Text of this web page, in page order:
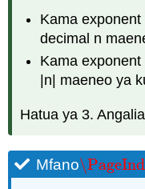
Kama
decimal n
Kama
|n| maeneo ya
Hatua ya 3.
Mfano